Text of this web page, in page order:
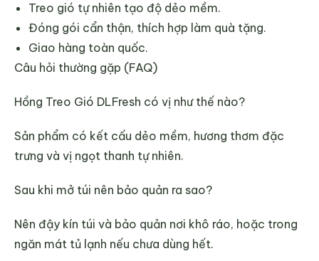
Treo gió tự nhiên tạo độ dẻo mềm.
Đóng gói cẩn thận, thích hợp làm quà tặng.
Giao hàng toàn quốc.
Câu hỏi thường gặp (FAQ)
Hồng Treo Gió DLFresh có vị như thế nào?
Sản phẩm có kết cấu dẻo mềm, hương thơm đặc
trưng và vị ngọt thanh tự nhiên.
Sau khi mở túi nên bảo quản ra sao?
Nên đậy kín túi và bảo quản nơi khô ráo, hoặc trong
ngăn mát tủ lạnh nếu chưa dùng hết.